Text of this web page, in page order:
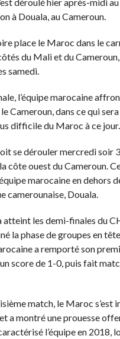
à Douala, au Cameroun.
place le Maroc dans le
du Mali et du
samedi.
l’équipe marocaine
Cameroun, dans ce qui
difficile du Maroc à ce jour.
se dérouler mercredi soir
côte ouest du Cameroun.
marocaine en dehors
camerounaise, Douala.
atteint les demi-finales du
la phase de groupes en
a remporté son
score de 1-0, puis fait
match, le Maroc s’est
a montré une prouesse
l’équipe en 2018,